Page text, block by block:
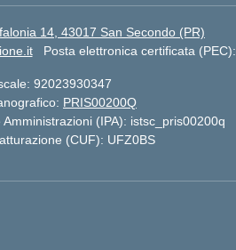
14, 43017 San Secondo (PR)
Posta elettronica certificata (PEC):
92023930347
PRIS00200Q
(IPA): istsc_pris00200q
(CUF): UFZ0BS